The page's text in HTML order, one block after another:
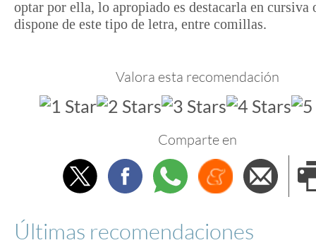
optar por ella, lo apropiado es destacarla en cursiva
dispone de este tipo de letra, entre comillas.
Valora esta recomendación
Comparte en
TwitterFacebookWhatsappMenéame
Últimas recomendaciones